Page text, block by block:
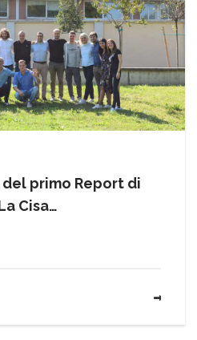
primo Report di
Cisa…